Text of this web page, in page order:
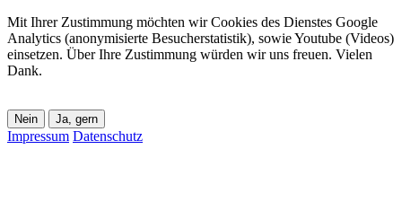
Mit Ihrer Zustimmung möchten wir Cookies des Dienstes Google
Analytics (anonymisierte Besucherstatistik), sowie Youtube (Videos)
einsetzen. Über Ihre Zustimmung würden wir uns freuen. Vielen
Dank.
Nein Ja, gern
Impressum Datenschutz